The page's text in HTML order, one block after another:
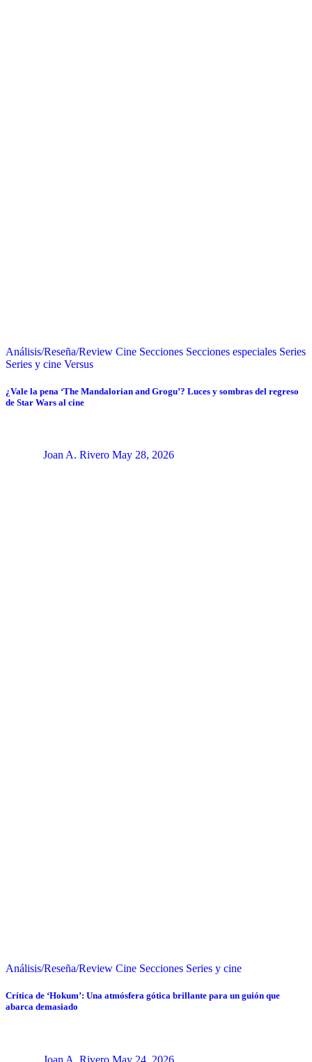
Análisis/Reseña/Review Cine Secciones Secciones especiales Series
Series y cine Versus
¿Vale la pena ‘The Mandalorian and Grogu’? Luces y sombras del regreso
de Star Wars al cine
Joan A. Rivero May 28, 2026
Análisis/Reseña/Review Cine Secciones Series y cine
Crítica de ‘Hokum’: Una atmósfera gótica brillante para un guión que
abarca demasiado
Joan A. Rivero May 24, 2026